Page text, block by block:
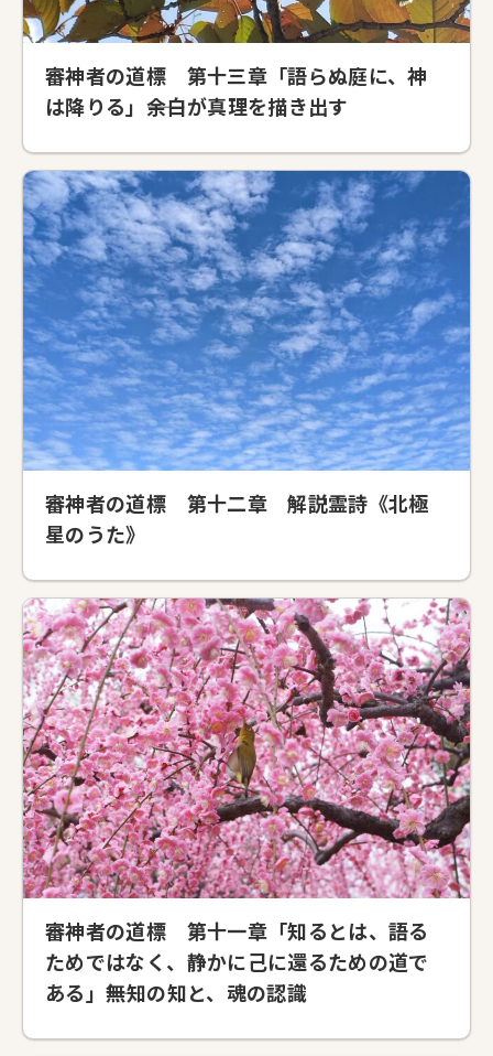
審神者の道標 第十三章「語らぬ庭に、神
は降りる」――余白が真理を描き出す
審神者の道標 第十二章 解説霊詩《北極
星のうた》
審神者の道標 第十一章「知るとは、語る
ためではなく、静かに己に還るための道で
ある」――無知の知と、魂の認識